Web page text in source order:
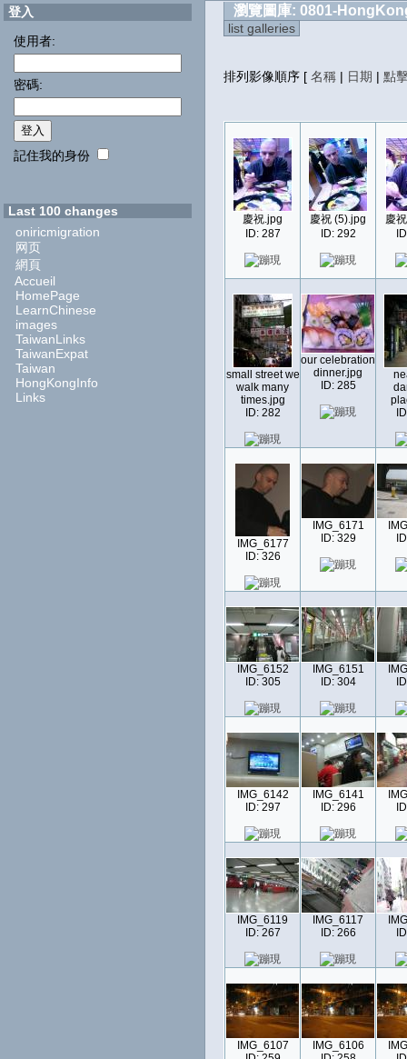
登入
使用者:
密碼:
記住我的身份
Last 100 changes
oniricmigration
网页
網頁
Accueil
HomePage
LearnChinese
images
TaiwanLinks
TaiwanExpat
Taiwan
HongKongInfo
Links
瀏覽圖庫: 0801-
list galleries
排列影像順序 [ 名稱 | 日期 | 點
慶祝.jpg
ID: 287
慶祝 (5).jpg
ID: 292
慶
small street we
walk many
times.jpg
ID: 282
our celebration
dinner.jpg
ID: 285
IMG_6177
ID: 326
IMG_6171
ID: 329
IMG_6152
ID: 305
IMG_6151
ID: 304
IMG_6142
ID: 297
IMG_6141
ID: 296
IMG_6119
ID: 267
IMG_6117
ID: 266
IMG_6107
IMG_6106